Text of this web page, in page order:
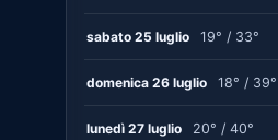
sabato 25 luglio 19° / 33°
domenica 26 luglio 18° / 39°
lunedì 27 luglio 20° / 40°